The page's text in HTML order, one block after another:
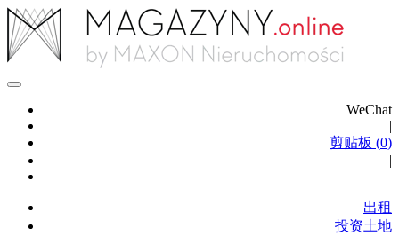
WeChat
|
剪贴板 (0)
|
出租
投资土地